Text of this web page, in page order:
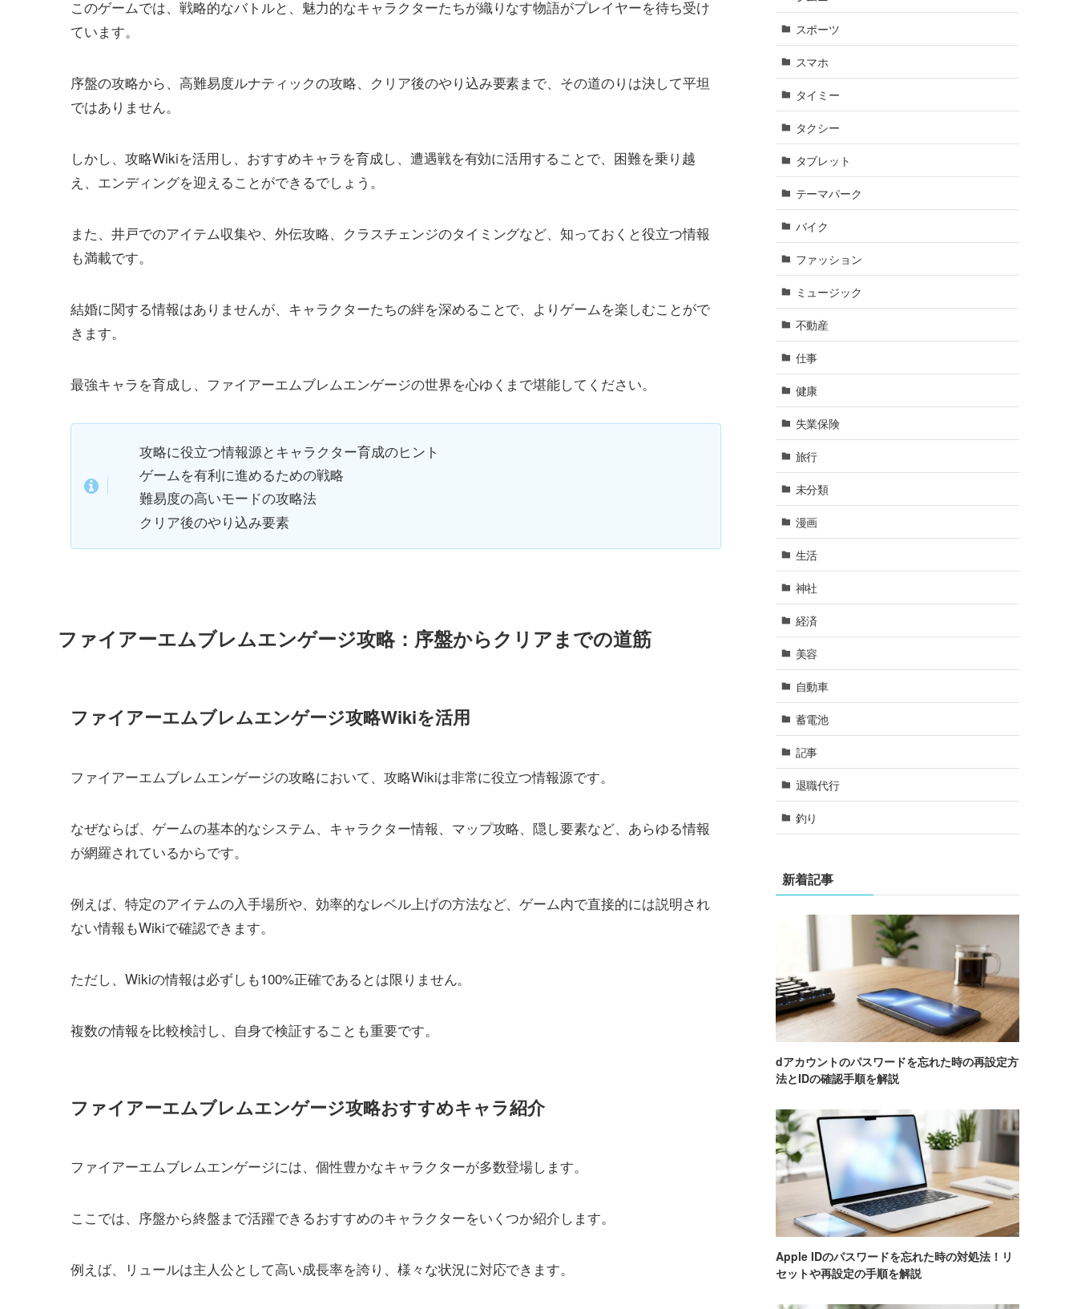
このゲームでは、戦略的なバトルと、魅力的なキャラクターたちが織りなす物語がプレイヤーを待ち受け
ています。
序盤の攻略から、高難易度ルナティックの攻略、クリア後のやり込み要素まで、その道のりは決して平坦
ではありません。
しかし、攻略Wikiを活用し、おすすめキャラを育成し、遭遇戦を有効に活用することで、困難を乗り越
え、エンディングを迎えることができるでしょう。
また、井戸でのアイテム収集や、外伝攻略、クラスチェンジのタイミングなど、知っておくと役立つ情報
も満載です。
結婚に関する情報はありませんが、キャラクターたちの絆を深めることで、よりゲームを楽しむことがで
きます。
最強キャラを育成し、ファイアーエムブレムエンゲージの世界を心ゆくまで堪能してください。
攻略に役立つ情報源とキャラクター育成のヒント
ゲームを有利に進めるための戦略
難易度の高いモードの攻略法
クリア後のやり込み要素
ファイアーエムブレムエンゲージ攻略：序盤からクリアまでの道筋
ファイアーエムブレムエンゲージ攻略Wikiを活用
ファイアーエムブレムエンゲージの攻略において、攻略Wikiは非常に役立つ情報源です。
なぜならば、ゲームの基本的なシステム、キャラクター情報、マップ攻略、隠し要素など、あらゆる情報
が網羅されているからです。
例えば、特定のアイテムの入手場所や、効率的なレベル上げの方法など、ゲーム内で直接的には説明され
ない情報もWikiで確認できます。
ただし、Wikiの情報は必ずしも100%正確であるとは限りません。
複数の情報を比較検討し、自身で検証することも重要です。
ファイアーエムブレムエンゲージ攻略おすすめキャラ紹介
ファイアーエムブレムエンゲージには、個性豊かなキャラクターが多数登場します。
ここでは、序盤から終盤まで活躍できるおすすめのキャラクターをいくつか紹介します。
例えば、リュールは主人公として高い成長率を誇り、様々な状況に対応できます。
スポーツ
スマホ
タイミー
タクシー
タブレット
テーマパーク
バイク
ファッション
ミュージック
不動産
仕事
健康
失業保険
旅行
未分類
漫画
生活
神社
経済
美容
自動車
蓄電池
記事
退職代行
釣り
新着記事
dアカウントのパスワードを忘れた時の再設定方
法とIDの確認手順を解説
Apple IDのパスワードを忘れた時の対処法！リ
セットや再設定の手順を解説